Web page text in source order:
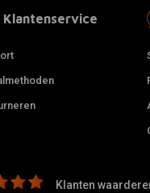
Klantenservice
Klanten